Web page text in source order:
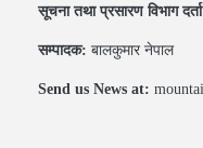
सूचना तथा प्रसारण विभाग
सम्पादक: बालकुमार नेपाल
Send us News at: